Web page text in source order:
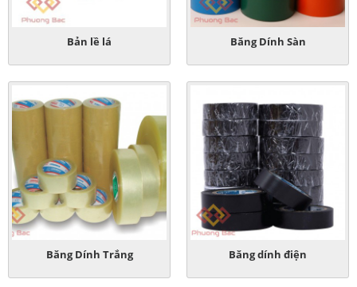
Bản lề lá Băng Dính Sàn
Băng Dính Trắng Băng dính điện